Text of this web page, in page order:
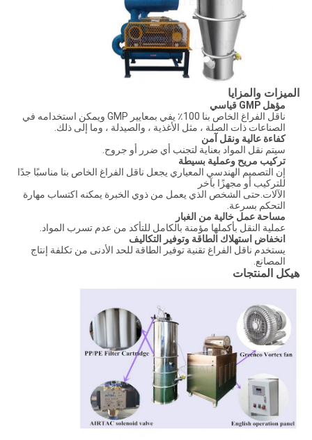
الميزات والمزايا
مؤهل GMP قياسي
ناقل الفراغ الخاص بنا 100٪ يفي بمعايير GMP ويمكن استخدامه في
الصناعات ذات الصلة ، مثل الأغذية ، والصيدلة ، وما إلى ذلك.
كفاءة عالية ونقل آمن
سيتم نقل المواد بعناية لتجنب أي ضرر أو جروح.
تركيب مريح وعملية بسيطة
إن التصميم الهندسي المعياري يجعل ناقل الفراغ الخاص بنا مناسبًا جدًا
للتركيب أو مجهزًا بآخر
الآلات.حتى الشخص الذي يعمل من ذوي الخبرة يمكنه اكتساب مهارة
التحكم بسرعة.
مساحة عمل خالية من الغبار
عملية النقل بأكملها مؤمنة بالكامل للتأكد من عدم تسرب المواد.
انخفاض استهلاك الطاقة وتوفير التكاليف
يستخدم ناقل الفراغ تقنية توفير الطاقة للحد الأدنى من تكلفة إنتاج
المصانع.
هيكل المنتجات